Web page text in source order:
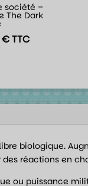
société –
The Dark
€TTC
biologique.
réactions en
ou puissance